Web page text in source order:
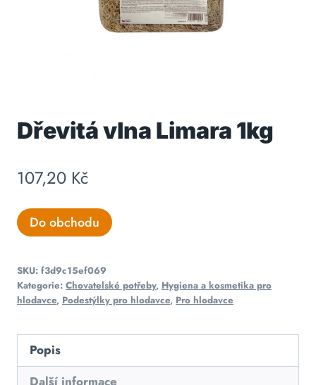
Dřevitá vlna Limara 1kg
107,20 Kč
Do obchodu
SKU: f3d9c15ef069
Kategorie: Chovatelské potřeby, Hygiena a kosmetika pro
hlodavce, Podestýlky pro hlodavce, Pro hlodavce
Popis